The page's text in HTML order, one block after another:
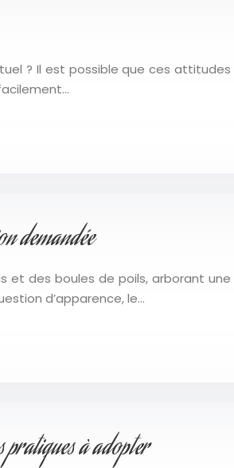
? Il est possible que ces attitudes
demandée
des boules de poils, arborant
d’apparence, le…
pratiques à adopter